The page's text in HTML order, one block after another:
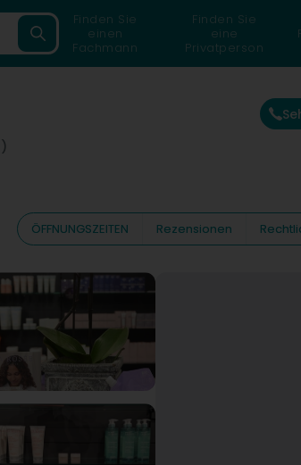
Finden Sie
einen
Fachmann
Finden Sie
eine
Privatperson
ÖFFNUNGSZEITEN Rezensionen